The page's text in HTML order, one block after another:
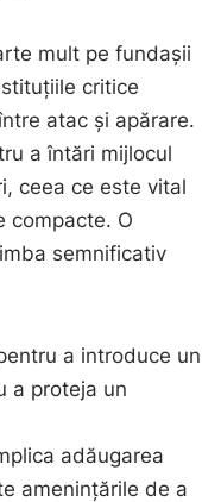
mult pe fundașii
critice
atac și apărare.
a întări mijlocul
ceea ce este vital
compacte. O
semnificativ
a introduce un
a proteja un
adăugarea
amenințările de a